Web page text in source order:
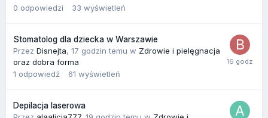
0 odpowiedzi 33 wyświetleń
Stomatolog dla dziecka w Warszawie
Przez Disnejta, 17 godzin temu w Zdrowie i pielęgnacja
oraz dobra forma
1 odpowiedź 61 wyświetleń
Depilacja laserowa